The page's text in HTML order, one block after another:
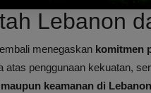
Lebanon
menegaskan komitmen
atas penggunaan kekuatan,
keamanan di